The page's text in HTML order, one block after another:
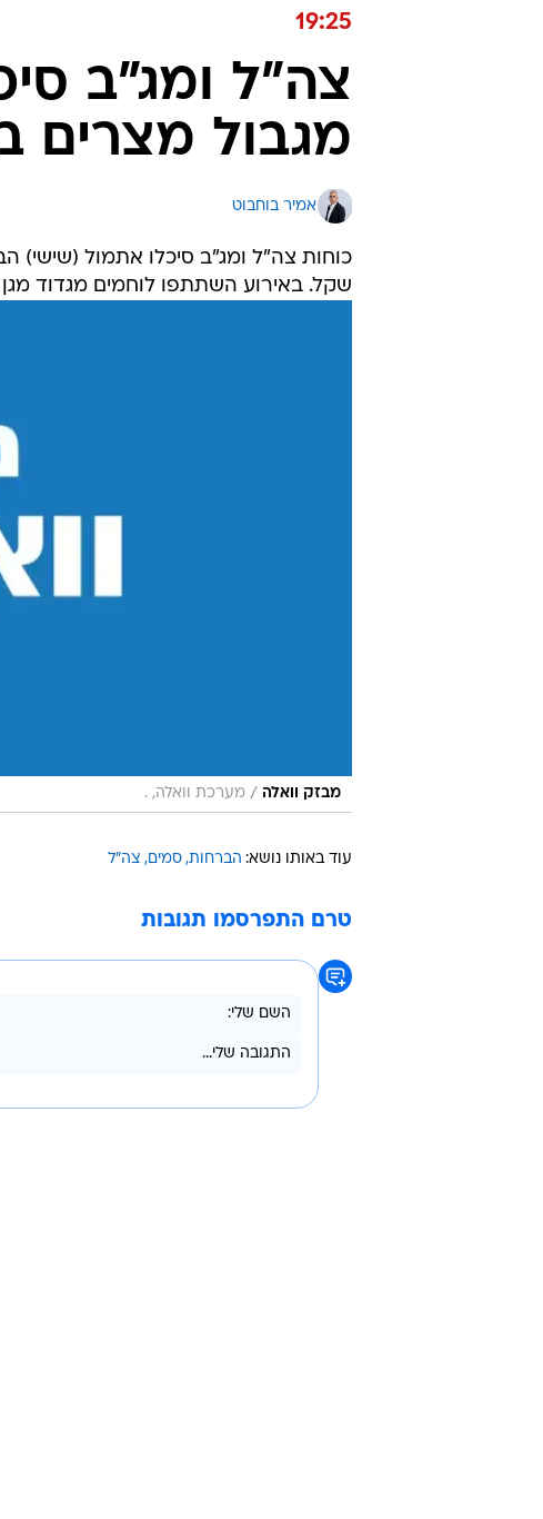
19:25
צה"ל ומג"ב
מגבול מצרים בשווי 5
אמיר בוחבוט
כוחות צה"ל ומג"ב סיכלו אתמול (שישי)
שקל. באירוע השתתפו לוחמים מגדוד
מבזק וואלה / מערכת וואלה, .
עוד באותו נושא: הברחות סמים צה"ל
טרם התפרסמו תגובות